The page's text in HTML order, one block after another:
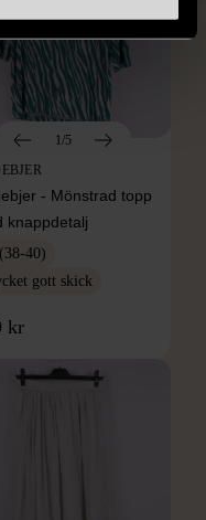
1/5
- Mönstrad topp
knappdetalj
40)
gott skick
kr